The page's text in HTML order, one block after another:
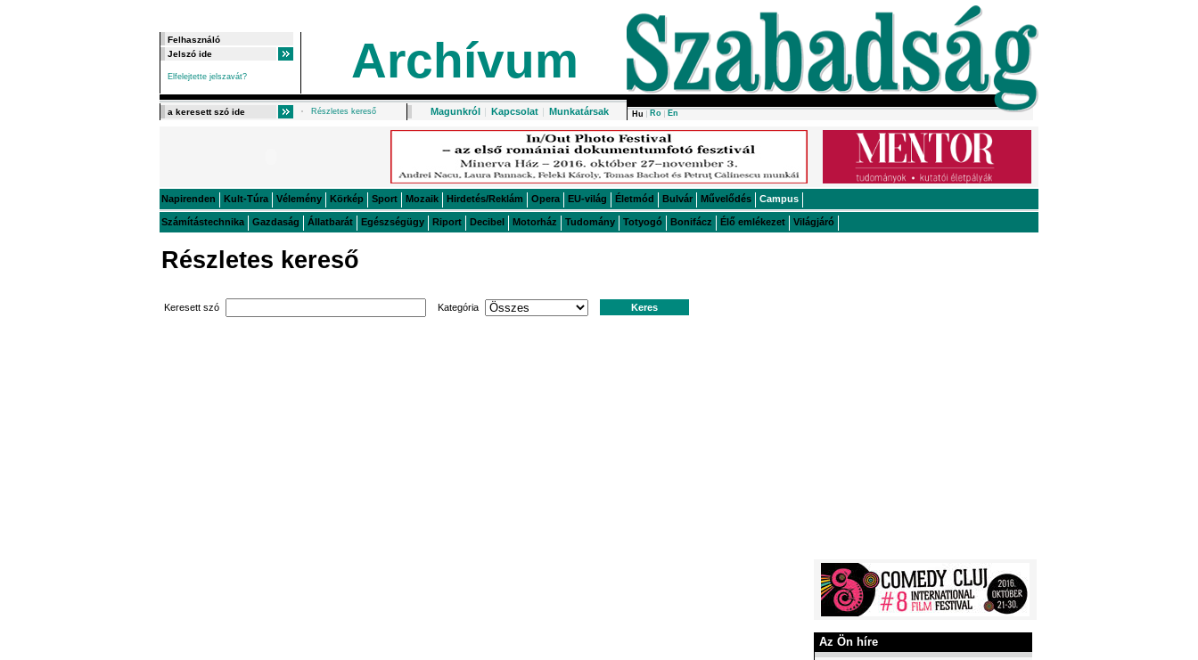
Elfelejtette jelszavát? Archívum
Részletes kereső Magunkról | Kapcsolat | Munkatársak Hu Ro En
Napirenden Kult-Túra Vélemény Körkép Sport Mozaik Hirdetés/Reklám Opera EU-világ Életmód Bulvár Művelődés Campus
Számítástechnika Gazdaság Állatbarát Egészségügy Riport Decibel Motorház Tudomány Totyogó Bonifácz Élő emlékezet Világjáró
Részletes kereső
Keresett szó Kategória
Az Ön híre